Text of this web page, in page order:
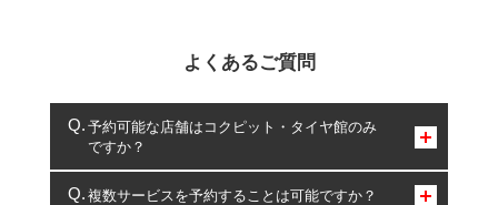
よくあるご質問
予約可能な店舗はコクピット・タイヤ館のみ
ですか？
コクピット・タイヤ館のみとなります。
複数サービスを予約することは可能ですか？